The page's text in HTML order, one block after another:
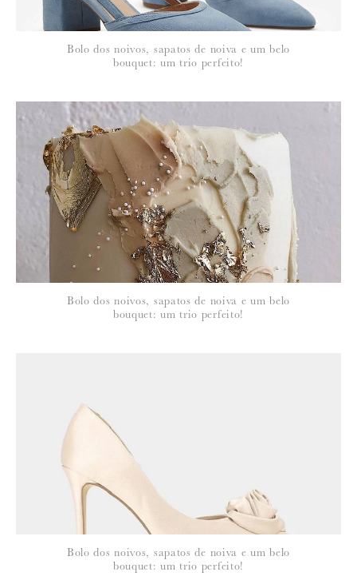
Para saber como tratamos e protegemos os seus dados, leia a nossa
política de privacidade
Bolo dos noivos, sapatos de noiva e um belo
bouquet: um trio perfeito!
Bolo dos noivos, sapatos de noiva e um belo
bouquet: um trio perfeito!
Bolo dos noivos, sapatos de noiva e um belo
bouquet: um trio perfeito!